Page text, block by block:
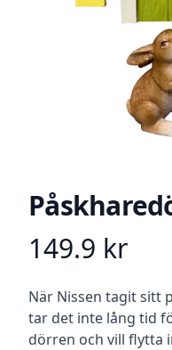
Product information
149.9 kr
Beskrivning
När Nissen tagit sitt
tar det inte lång tid
dörren och vill flytta